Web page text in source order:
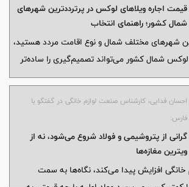
برخورد خواهد شد.»
قیمت اجاره ویلاهای لوکس در پرترددترین شهرهای
شمال کشور؛ راهنمای انتخاب
شهرهای مختلف شمال و نوع اقامت مردد هستید،
لوکس شمال کشور می‌تواند تصمیم‌گیری را ساده‌تر
احسان فدایی، کارشناس صنعت لوازم خانگی در گفتگو با
فارس:
گرانی از پتروشیمی و فولاد شروع می‌شود، نه از
ویترین مغازه‌ها
خانگی افزایش پیدا می‌کند، نگاه‌ها به سمت